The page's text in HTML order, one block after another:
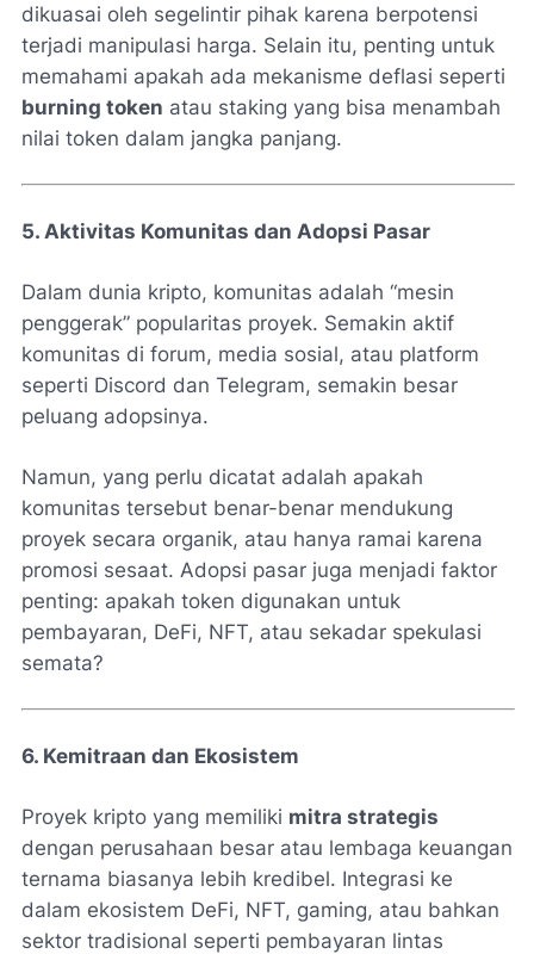
dikuasai oleh segelintir pihak karena berpotensi
terjadi manipulasi harga. Selain itu, penting untuk
memahami apakah ada mekanisme deflasi seperti
burning token atau staking yang bisa menambah
nilai token dalam jangka panjang.
5. Aktivitas Komunitas dan Adopsi Pasar
Dalam dunia kripto, komunitas adalah “mesin
penggerak” popularitas proyek. Semakin aktif
komunitas di forum, media sosial, atau platform
seperti Discord dan Telegram, semakin besar
peluang adopsinya.
Namun, yang perlu dicatat adalah apakah
komunitas tersebut benar-benar mendukung
proyek secara organik, atau hanya ramai karena
promosi sesaat. Adopsi pasar juga menjadi faktor
penting: apakah token digunakan untuk
pembayaran, DeFi, NFT, atau sekadar spekulasi
semata?
6. Kemitraan dan Ekosistem
Proyek kripto yang memiliki mitra strategis
dengan perusahaan besar atau lembaga keuangan
ternama biasanya lebih kredibel. Integrasi ke
dalam ekosistem DeFi, NFT, gaming, atau bahkan
sektor tradisional seperti pembayaran lintas